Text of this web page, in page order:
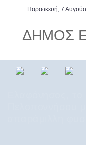
Παρασκευή, 7
ΔΗΜΟΣ